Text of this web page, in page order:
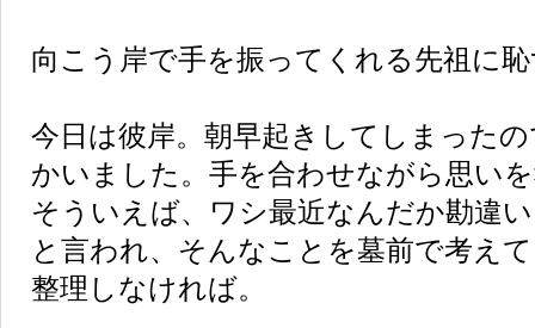
向こう岸で手を振ってくれる先祖に
今日は彼岸。朝早起きしてしまった
かいました。手を合わせながら思い
そういえば、ワシ最近なんだか勘違
と言われ、そんなことを墓前で考え
整理しなければ。